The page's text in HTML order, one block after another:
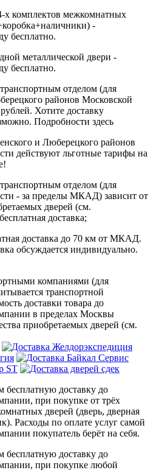
х комплектов межкомнатных
-
бесплатно.
металлической двери -
бесплатно.
отделом (для
районов Московской
Хотите доставку
Подробности здесь
и Люберецкого районов
действуют льготные тарифы на
отделом (для
- за пределы МКАД) зависит от
дверей (см.
доставка;
доставка до 70 км от МКАД.
обсуждается индивидуально.
компаниями (для
транспортной
доставки товара до
в пределах Москвы
приобретаемых дверей (см.
доставку до
при покупке от трёх
дверей (дверь, дверная
Расходы по оплате услуг самой
покупатель берёт на себя.
доставку до
при покупке любой